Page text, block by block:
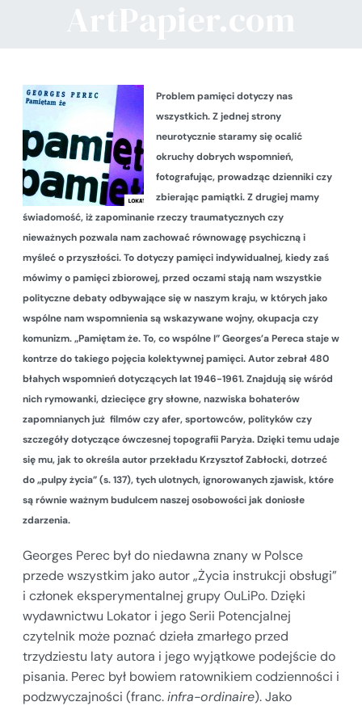
Problem pamięci dotyczy nas
wszystkich. Z jednej strony
neurotycznie staramy się ocalić
okruchy dobrych wspomnień,
fotografując, prowadząc dzienniki czy
zbierając pamiątki. Z drugiej mamy
świadomość, iż zapominanie rzeczy traumatycznych czy
nieważnych pozwala nam zachować równowagę psychiczną i
myśleć o przyszłości. To dotyczy pamięci indywidualnej, kiedy zaś
mówimy o pamięci zbiorowej, przed oczami stają nam wszystkie
polityczne debaty odbywające się w naszym kraju, w których jako
wspólne nam wspomnienia są wskazywane wojny, okupacja czy
komunizm. „Pamiętam że. To, co wspólne I” Georges’a Pereca staje w
kontrze do takiego pojęcia kolektywnej pamięci. Autor zebrał 480
błahych wspomnień dotyczących lat 1946-1961. Znajdują się wśród
nich rymowanki, dziecięce gry słowne, nazwiska bohaterów
zapomnianych już filmów czy afer, sportowców, polityków czy
szczegóły dotyczące ówczesnej topografii Paryża. Dzięki temu udaje
się mu, jak to określa autor przekładu Krzysztof Zabłocki, dotrzeć
do „pulpy życia” (s. 137), tych ulotnych, ignorowanych zjawisk, które
są równie ważnym budulcem naszej osobowości jak doniosłe
zdarzenia.
Georges Perec był do niedawna znany w Polsce
przede wszystkim jako autor „Życia instrukcji obsługi”
i członek eksperymentalnej grupy OuLiPo. Dzięki
wydawnictwu Lokator i jego Serii Potencjalnej
czytelnik może poznać dzieła zmarłego przed
trzydziestu laty autora i jego wyjątkowe podejście do
pisania. Perec był bowiem ratownikiem codzienności i
podzwyczajności (franc.infra-ordinaire). Jako